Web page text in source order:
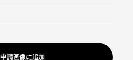
申請画像に追加